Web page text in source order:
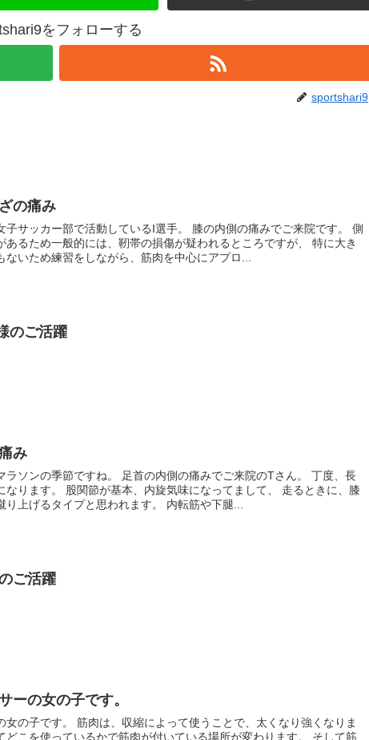
をフォローする
sportshari9
の痛み
子サッカー部で活動しているI選手。 膝の内側の痛みでご来院です。 側
あるため一般的には、靭帯の損傷が疑われるところですが、 特に大き
ないため練習をしながら、筋肉を中心にアプロ...
のご活躍
み
ラソンの季節ですね。 足首の内側の痛みでご来院のTさん。 丁度、長
なります。 股関節が基本、内旋気味になってまして、 走るときに、膝
上げるタイプと思われます。 内転筋や下腿...
ご活躍
ーの女の子です。
女の子です。 筋肉は、収縮によって使うことで、太くなり強くなりま
どこを使っているかで筋肉が付いている場所が変わります。 そして筋